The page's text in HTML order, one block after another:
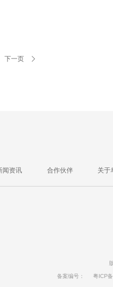
下一页 
闻资讯 合作伙伴 关于
备案编号： 粤ICP